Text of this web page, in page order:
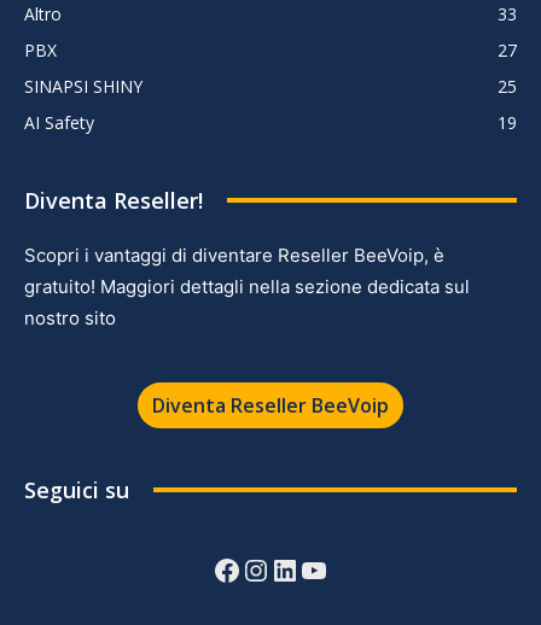
Altro
33
PBX
27
SINAPSI SHINY
25
AI Safety
19
Diventa Reseller!
Scopri i vantaggi di diventare Reseller BeeVoip, è
gratuito! Maggiori dettagli nella sezione dedicata sul
nostro sito
Diventa Reseller BeeVoip
Seguici su
Facebook
Instagram
LinkedIn
YouTube